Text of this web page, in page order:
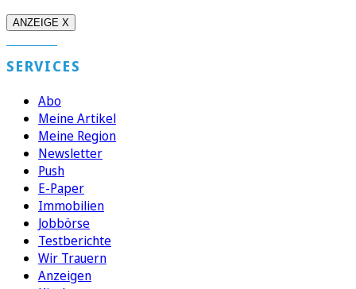
ANZEIGE X
SERVICES
Abo
Meine Artikel
Meine Region
Newsletter
Push
E-Paper
Immobilien
Jobbörse
Testberichte
Wir Trauern
Anzeigen